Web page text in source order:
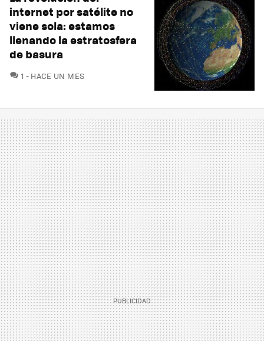
internet por satélite no
viene sola: estamos
llenando la estratosfera
de basura
1 COMENTARIOS
HACE UN MES